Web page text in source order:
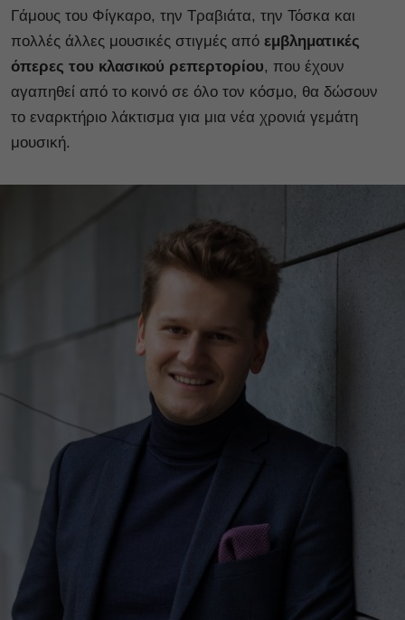
Γάμους του Φίγκαρο, την Τραβιάτα, την Τόσκα και
πολλές άλλες μουσικές στιγμές από εμβληματικές
όπερες του κλασικού ρεπερτορίου, που έχουν
αγαπηθεί από το κοινό σε όλο τον κόσμο, θα δώσουν
το εναρκτήριο λάκτισμα για μια νέα χρονιά γεμάτη
μουσική.